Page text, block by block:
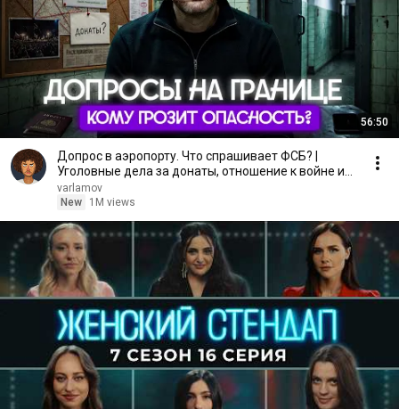
56:50
Допрос в аэропорту. Что спрашивает ФСБ? |
Уголовные дела за донаты, отношение к войне и
Навальному
varlamov
New
1M views